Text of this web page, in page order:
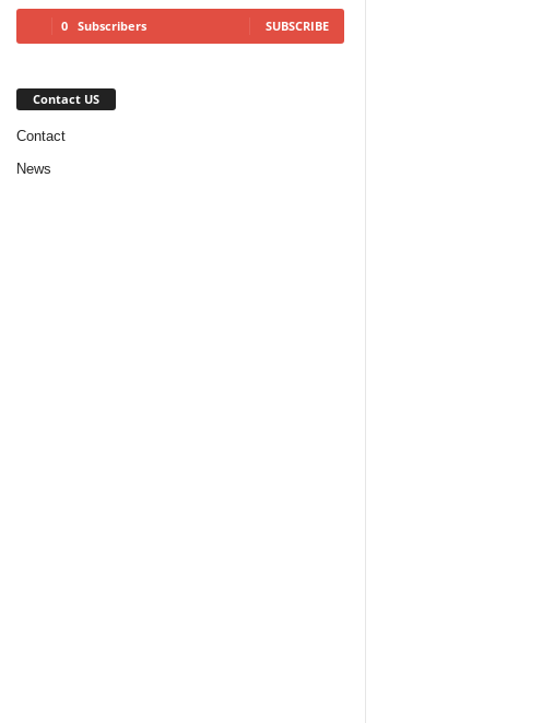
0 Subscribers SUBSCRIBE
Contact US
Contact
News